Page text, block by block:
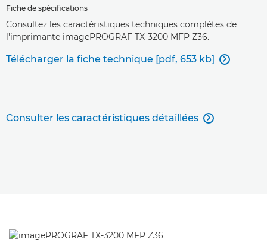
Fiche de spécifications
Consultez les caractéristiques techniques complètes de
l'imprimante imagePROGRAF TX-3200 MFP Z36.
Télécharger la fiche technique [pdf, 653 kb] 
Consulter les caractéristiques détaillées 